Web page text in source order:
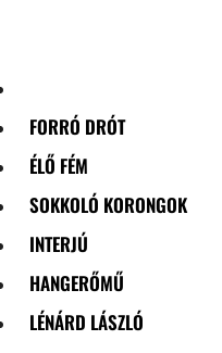
FORRÓ DRÓT
ÉLŐ FÉM
SOKKOLÓ KORONGOK
INTERJÚ
HANGERŐMŰ
LÉNÁRD LÁSZLÓ